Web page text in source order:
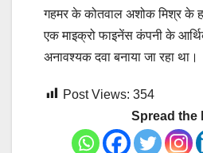
गहमर के कोतवाल अशोक मिश्र के
एक माइक्रो फाइनेंस कंपनी के
अनावश्यक दवा बनाया जा रहा था।
Post Views: 354
Spread the